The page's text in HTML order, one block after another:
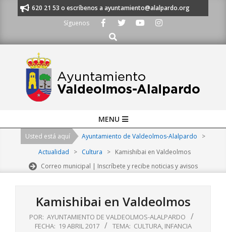
al 91 620 21 53 o escríbenos a ayuntamiento@alalpardo.org
Síguenos
Buscar
Navigation
MENU
Usted está aquí Ayuntamiento de Valdeolmos-Alalpardo
>
Actualidad
> Cultura > Kamishibai en Valdeolmos
Correo municipal | Inscríbete y recibe noticias y avisos
Kamishibai en Valdeolmos
POR: AYUNTAMIENTO DE VALDEOLMOS-ALALPARDO
FECHA: 19 ABRIL 2017 TEMA: CULTURA, INFANCIA